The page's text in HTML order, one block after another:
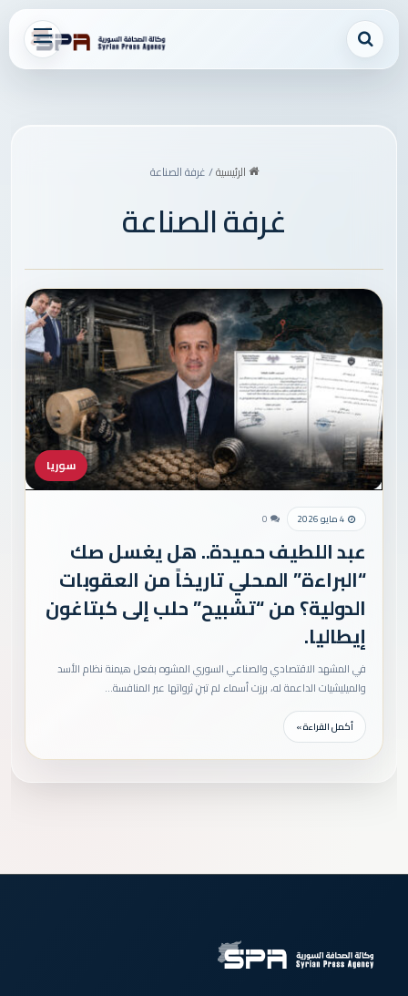
القائمة بحث عن
الرئيسية/غرفة الصناعة
غرفة الصناعة
سوريا
4 مايو 2026 0
عبد اللطيف حميدة.. هل يغسل صك
“البراءة” المحلي تاريخاً من العقوبات
الدولية؟ من “تشبيح” حلب إلى كبتاغون
إيطاليا.
في المشهد الاقتصادي والصناعي السوري المشوه بفعل هيمنة نظام الأسد
والميليشيات الداعمة له، برزت أسماء لم تبنِ ثرواتها عبر المنافسة…
أكمل القراءة »